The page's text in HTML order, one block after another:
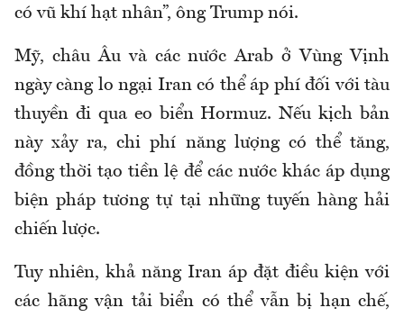
có vũ khí hạt nhân”, ông Trump nói.
Mỹ, châu Âu và các nước Arab ở Vùng Vịnh
ngày càng lo ngại Iran có thể áp phí đối với tàu
thuyền đi qua eo biển Hormuz. Nếu kịch bản
này xảy ra, chi phí năng lượng có thể tăng,
đồng thời tạo tiền lệ để các nước khác áp dụng
biện pháp tương tự tại những tuyến hàng hải
chiến lược.
Tuy nhiên, khả năng Iran áp đặt điều kiện với
các hãng vận tải biển có thể vẫn bị hạn chế,